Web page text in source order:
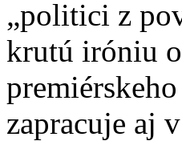
„politici z
krutú iróniu
zapracuje aj